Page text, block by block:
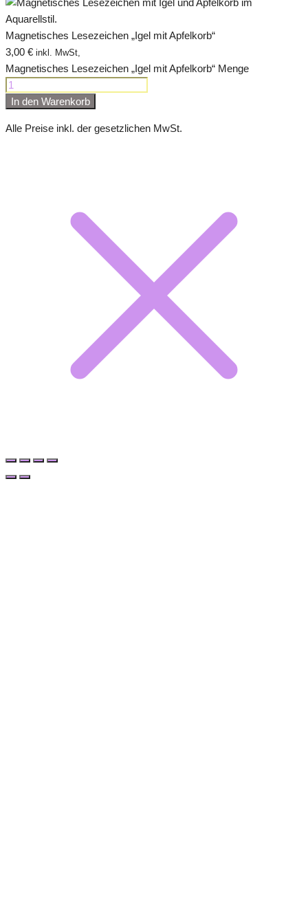
Magnetisches Lesezeichen „Igel mit Apfelkorb“
3,00 € inkl. MwSt,
Magnetisches Lesezeichen „Igel mit Apfelkorb“ Menge
In den Warenkorb
Alle Preise inkl. der gesetzlichen MwSt.